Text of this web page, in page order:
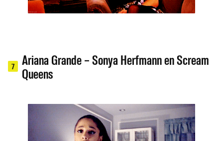
7
Ariana Grande – Sonya Herfmann en Scream
Queens